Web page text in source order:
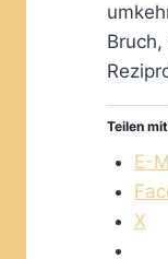
Teilen
E-
X